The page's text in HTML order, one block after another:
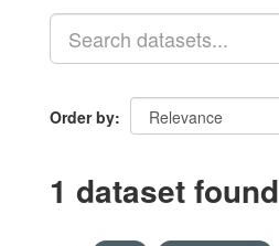
Order by
1 dataset found